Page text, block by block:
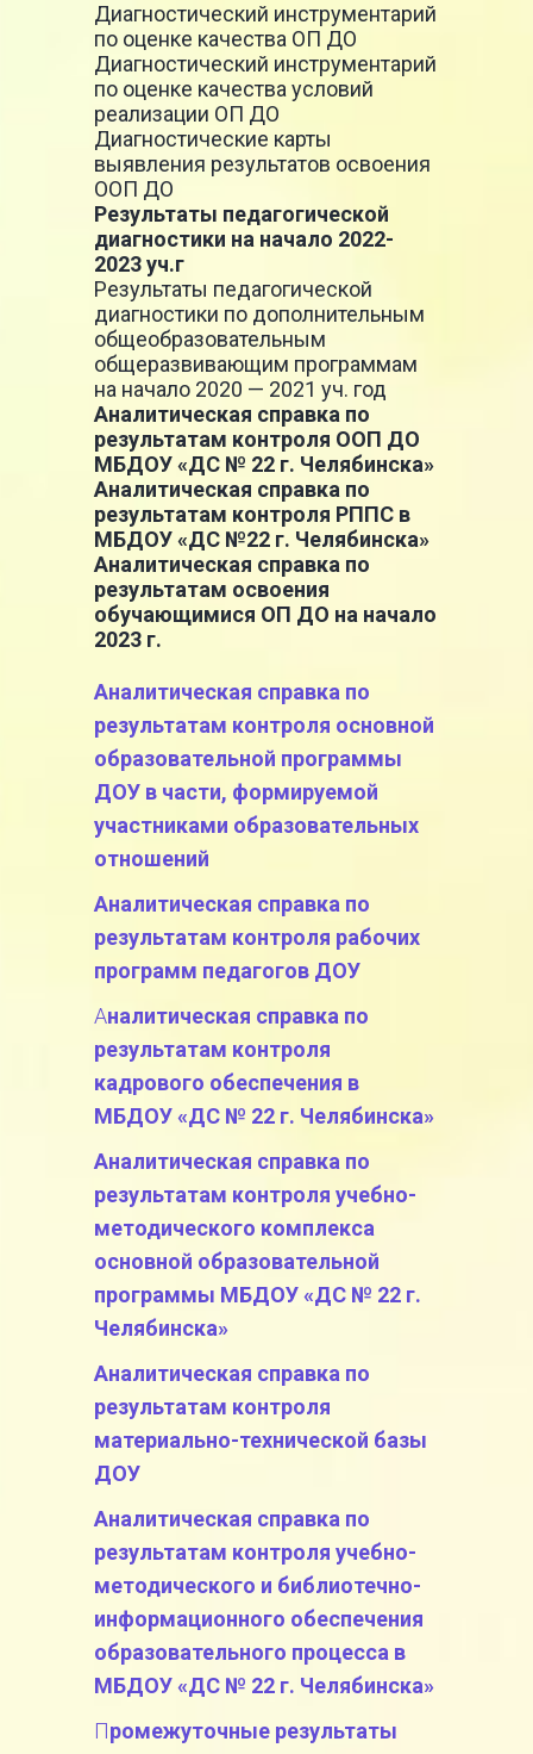
Диагностический инструментарий
по оценке качества ОП ДО
Диагностический инструментарий
по оценке качества условий
реализации ОП ДО
Диагностические карты
выявления результатов освоения
ООП ДО
Результаты педагогической
диагностики на начало 2022-
2023 уч.г
Результаты педагогической
диагностики по дополнительным
общеобразовательным
общеразвивающим программам
на начало 2020 — 2021 уч. год
Аналитическая справка по
результатам контроля ООП ДО
МБДОУ «ДС № 22 г. Челябинска»
Аналитическая справка по
результатам контроля РППС в
МБДОУ «ДС №22 г. Челябинска»
Аналитическая справка по
результатам освоения
обучающимися ОП ДО на начало
2023 г.
Аналитическая справка по
результатам контроля основной
образовательной программы
ДОУ в части, формируемой
участниками образовательных
отношений
Аналитическая справка по
результатам контроля рабочих
программ педагогов ДОУ
Аналитическая справка по
результатам контроля
кадрового обеспечения в
МБДОУ «ДС № 22 г. Челябинска»
Аналитическая справка по
результатам контроля учебно-
методического комплекса
основной образовательной
программы МБДОУ «ДС № 22 г.
Челябинска»
Аналитическая справка по
результатам контроля
материально-технической базы
ДОУ
Аналитическая справка по
результатам контроля учебно-
методического и библиотечно-
информационного обеспечения
образовательного процесса в
МБДОУ «ДС № 22 г. Челябинска»
Промежуточные результаты